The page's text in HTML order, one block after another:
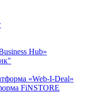
Hub»
«Web-I-Deal»
FiNSTORE